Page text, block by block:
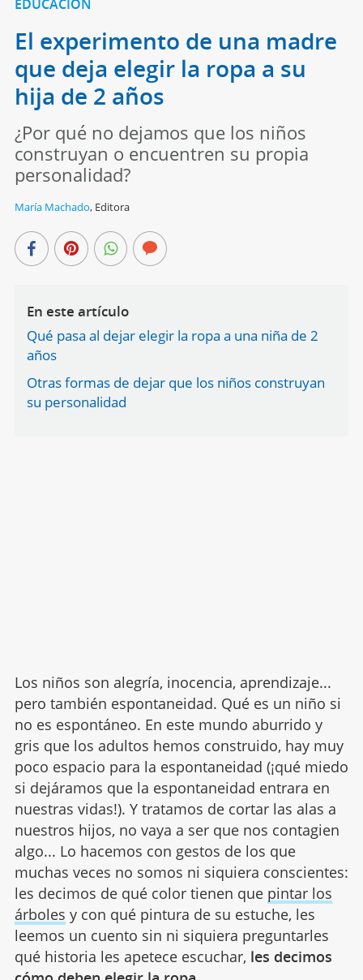
EDUCACIÓN
El experimento de una madre
que deja elegir la ropa a su
hija de 2 años
¿Por qué no dejamos que los niños
construyan o encuentren su propia
personalidad?
María Machado, Editora
En este artículo
Qué pasa al dejar elegir la ropa a una niña de 2
años
Otras formas de dejar que los niños construyan
su personalidad
Los niños son alegría, inocencia, aprendizaje...
pero también espontaneidad. Qué es un niño si
no es espontáneo. En este mundo aburrido y
gris que los adultos hemos construido, hay muy
poco espacio para la espontaneidad (¡qué miedo
si dejáramos que la espontaneidad entrara en
nuestras vidas!). Y tratamos de cortar las alas a
nuestros hijos, no vaya a ser que nos contagien
algo... Lo hacemos con gestos de los que
muchas veces no somos ni siquiera conscientes:
les decimos de qué color tienen que pintar los
árboles y con qué pintura de su estuche, les
leemos un cuento sin ni siquiera preguntarles
qué historia les apetece escuchar, les decimos